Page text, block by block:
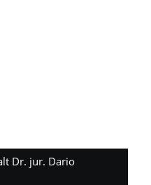
Dr. jur. Dario